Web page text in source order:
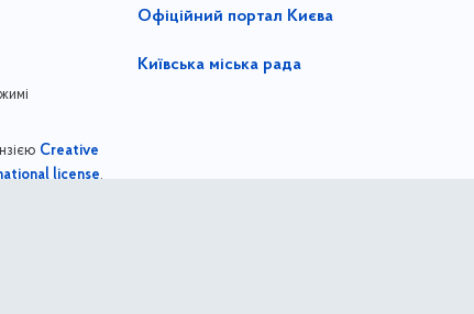
Creative
license,
Офіційний портал Києва
Київська міська рада